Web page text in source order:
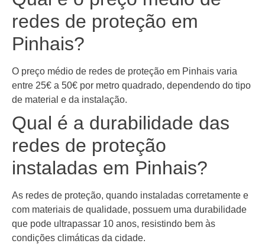
redes de proteção em
Pinhais?
O preço médio de redes de proteção em Pinhais varia
entre 25€ a 50€ por metro quadrado, dependendo do tipo
de material e da instalação.
Qual é a durabilidade das
redes de proteção
instaladas em Pinhais?
As redes de proteção, quando instaladas corretamente e
com materiais de qualidade, possuem uma durabilidade
que pode ultrapassar 10 anos, resistindo bem às
condições climáticas da cidade.